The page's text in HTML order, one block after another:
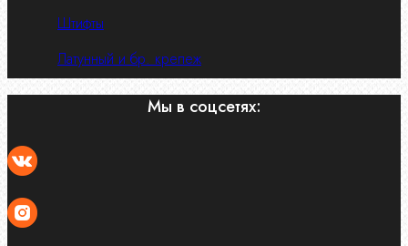
Штифты
Латунный и бр. крепеж
Мы в соцсетях: